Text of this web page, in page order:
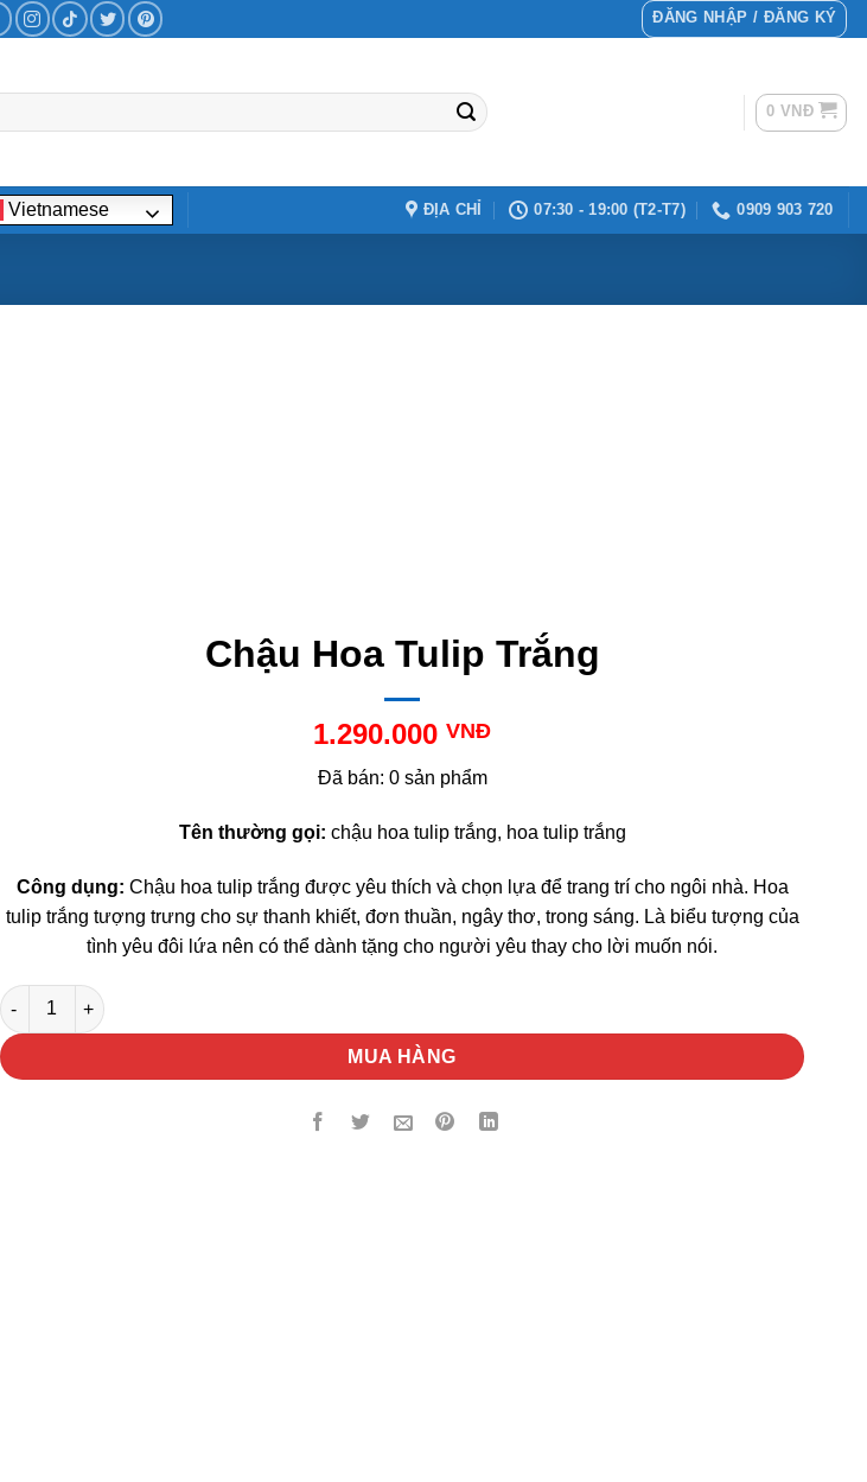
ĐĂNG NHẬP / ĐĂNG KÝ
0 VNĐ
Vietnamese ĐỊA CHỈ 07:30 - 19:00 (T2-T7) 0909 903 720
Chậu Hoa Tulip Trắng
1.290.000 VNĐ
Đã bán: 0 sản phẩm
Tên thường gọi: chậu hoa tulip trắng, hoa tulip trắng
Công dụng: Chậu hoa tulip trắng được yêu thích và chọn lựa để trang trí cho ngôi nhà. Hoa
tulip trắng tượng trưng cho sự thanh khiết, đơn thuần, ngây thơ, trong sáng. Là biểu tượng của
tình yêu đôi lứa nên có thể dành tặng cho người yêu thay cho lời muốn nói.
Chậu Hoa Tulip Trắng số lượng
MUA HÀNG